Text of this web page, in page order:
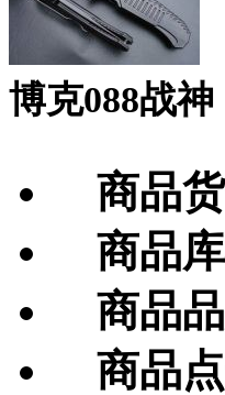
博克088战神
商品
商品
商品
商品